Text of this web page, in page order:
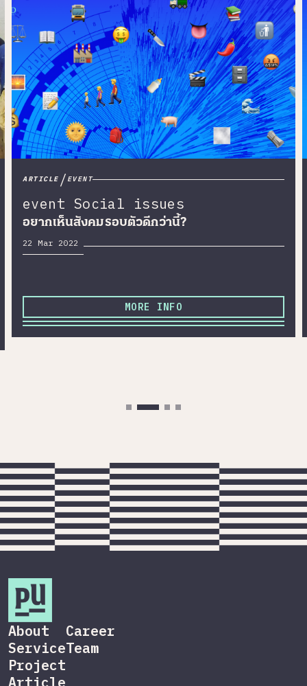
ARTICLE / EVENT
event Social issues
อยากเห็นสังคมรอบตัวดีกว่านี้?
22 Mar 2022
MORE INFO
About
Service
Project
Career
Team